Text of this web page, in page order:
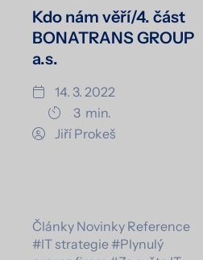
Kdo nám věří/4. část
BONATRANS GROUP
a.s.
14. 3. 2022
3 min.
Jiří Prokeš
Články Novinky Reference
#IT strategie #Plynulý